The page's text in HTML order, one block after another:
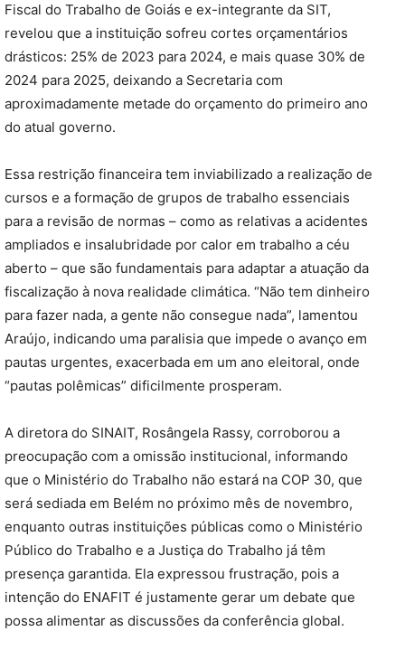
Fiscal do Trabalho de Goiás e ex-integrante da SIT,
revelou que a instituição sofreu cortes orçamentários
drásticos: 25% de 2023 para 2024, e mais quase 30% de
2024 para 2025, deixando a Secretaria com
aproximadamente metade do orçamento do primeiro ano
do atual governo.
Essa restrição financeira tem inviabilizado a realização de
cursos e a formação de grupos de trabalho essenciais
para a revisão de normas – como as relativas a acidentes
ampliados e insalubridade por calor em trabalho a céu
aberto – que são fundamentais para adaptar a atuação da
fiscalização à nova realidade climática. “Não tem dinheiro
para fazer nada, a gente não consegue nada”, lamentou
Araújo, indicando uma paralisia que impede o avanço em
pautas urgentes, exacerbada em um ano eleitoral, onde
“pautas polêmicas” dificilmente prosperam.
A diretora do SINAIT, Rosângela Rassy, corroborou a
preocupação com a omissão institucional, informando
que o Ministério do Trabalho não estará na COP 30, que
será sediada em Belém no próximo mês de novembro,
enquanto outras instituições públicas como o Ministério
Público do Trabalho e a Justiça do Trabalho já têm
presença garantida. Ela expressou frustração, pois a
intenção do ENAFIT é justamente gerar um debate que
possa alimentar as discussões da conferência global.